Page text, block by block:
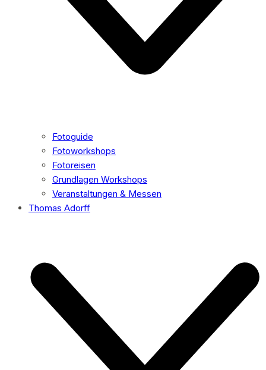
Fotoguide
Fotoworkshops
Fotoreisen
Grundlagen Workshops
Veranstaltungen & Messen
Thomas Adorff